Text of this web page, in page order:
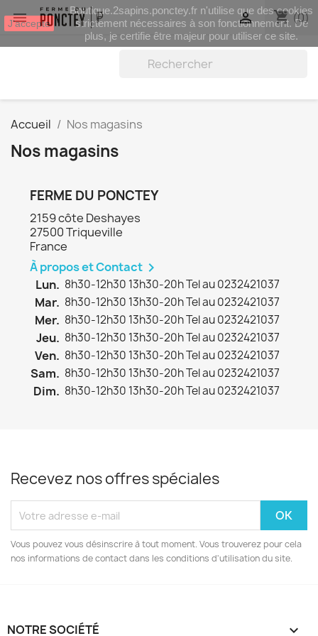
J'accepte
Boutique.2sapins.ponctey.fr n'utilise que des cookies
strictement nécessaires à son fonctionnement. De
plus, je certifie être majeur pour utiliser ce site.
 shopping_cart(0)

Accueil Nos magasins
Nos magasins
FERME DU PONCTEY
2159 côte Deshayes
27500 Triqueville
France
À propos et Contact 
Lun. 8h30-12h30 13h30-20h Tel au 0232421037
Mar. 8h30-12h30 13h30-20h Tel au 0232421037
Mer. 8h30-12h30 13h30-20h Tel au 0232421037
Jeu. 8h30-12h30 13h30-20h Tel au 0232421037
Ven. 8h30-12h30 13h30-20h Tel au 0232421037
Sam. 8h30-12h30 13h30-20h Tel au 0232421037
Dim. 8h30-12h30 13h30-20h Tel au 0232421037
Recevez nos offres spéciales
Vous pouvez vous désinscrire à tout moment. Vous trouverez pour cela
nos informations de contact dans les conditions d'utilisation du site.
NOTRE SOCIÉTÉ 